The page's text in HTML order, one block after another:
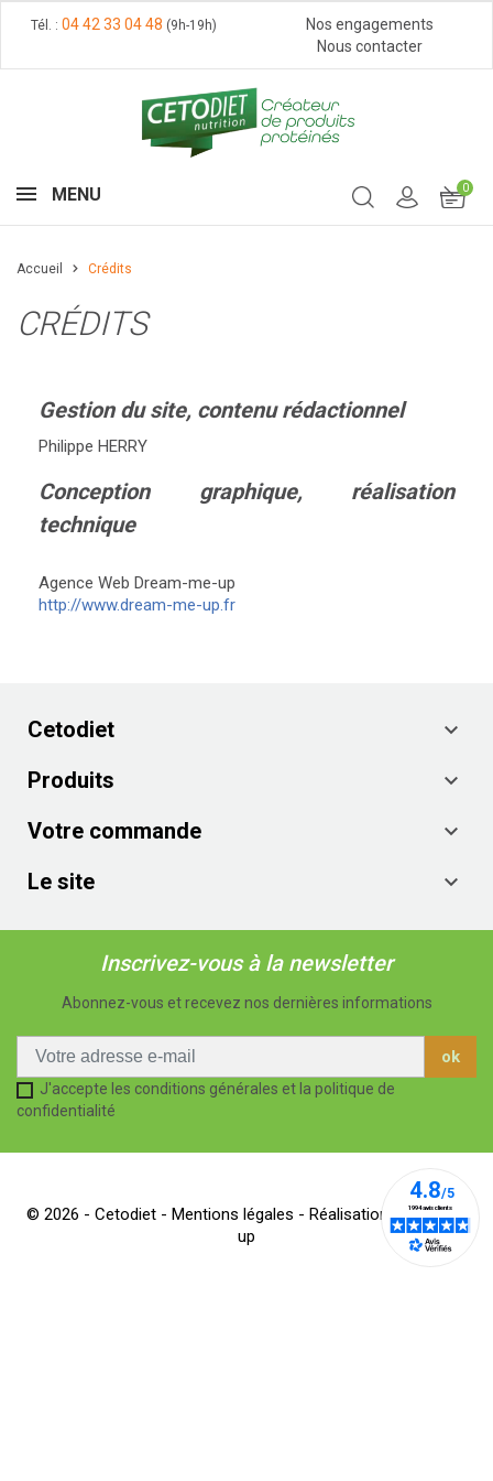
Tél. : 04 42 33 04 48 (9h-19h)
Nos engagements
Nous contacter
MENU 0
Accueil Crédits
CRÉDITS
Gestion du site, contenu rédactionnel
Philippe HERRY
Conception graphique, réalisation
technique
Agence Web Dream-me-up
http://www.dream-me-up.fr
Cetodiet

Produits

Votre commande

Le site

Inscrivez-vous à la newsletter
Abonnez-vous et recevez nos dernières informations
J'accepte les conditions générales et la politique de
confidentialité
© 2026 - Cetodiet - Mentions légales - Réalisation Dream me
up